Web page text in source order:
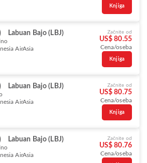
Knjiga
Labuan Bajo (LBJ)
AirAsia
Začnite od
US$ 80.55
Cena/oseba
Knjiga
Labuan Bajo (LBJ)
AirAsia
Začnite od
US$ 80.75
Cena/oseba
Knjiga
Labuan Bajo (LBJ)
AirAsia
Začnite od
US$ 80.76
Cena/oseba